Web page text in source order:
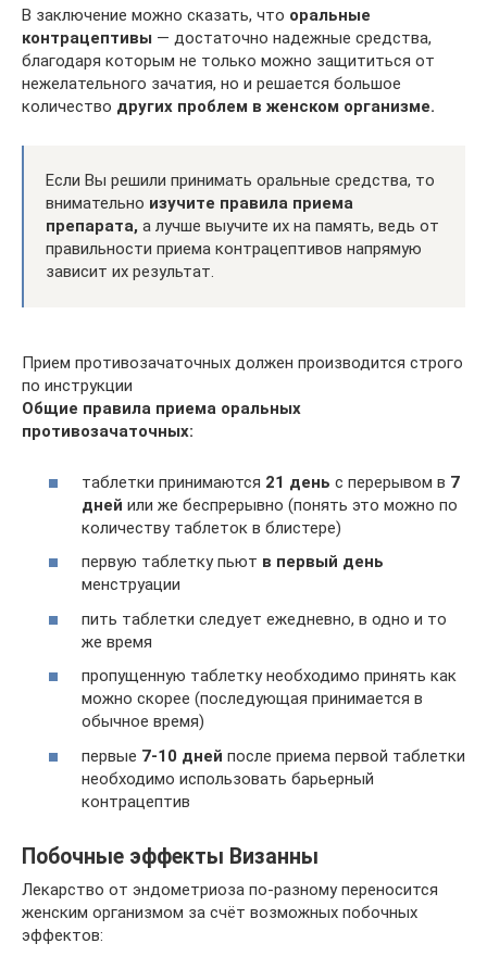
В заключение можно сказать, что оральные
контрацептивы — достаточно надежные средства,
благодаря которым не только можно защититься от
нежелательного зачатия, но и решается большое
количество других проблем в женском организме.
Если Вы решили принимать оральные средства, то
внимательно изучите правила приема
препарата, а лучше выучите их на память, ведь от
правильности приема контрацептивов напрямую
зависит их результат.
Прием противозачаточных должен производится строго
по инструкции
Общие правила приема оральных
противозачаточных:
таблетки принимаются 21 день с перерывом в 7
дней или же беспрерывно (понять это можно по
количеству таблеток в блистере)
первую таблетку пьют в первый день
менструации
пить таблетки следует ежедневно, в одно и то
же время
пропущенную таблетку необходимо принять как
можно скорее (последующая принимается в
обычное время)
первые 7-10 дней после приема первой таблетки
необходимо использовать барьерный
контрацептив
Побочные эффекты Визанны
Лекарство от эндометриоза по-разному переносится
женским организмом за счёт возможных побочных
эффектов: